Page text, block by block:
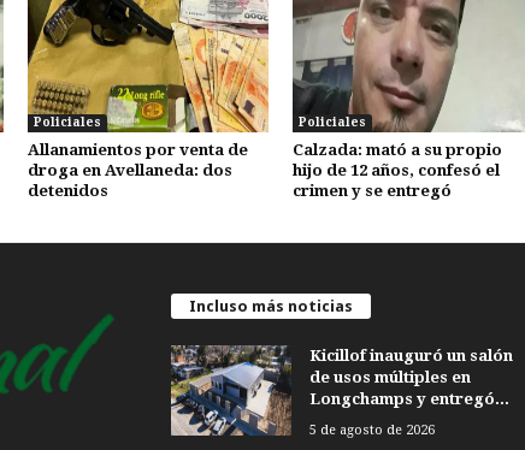
Policiales
Allanamientos por venta de
droga en Avellaneda: dos
detenidos
Policiales
Calzada: mató a su propio
hijo de 12 años, confesó el
crimen y se entregó
Incluso más noticias
Kicillof inauguró un salón
de usos múltiples en
Longchamps y entregó...
5 de agosto de 2026